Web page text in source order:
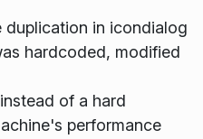
in icondialog
hardcoded, modified
of a hard
performance